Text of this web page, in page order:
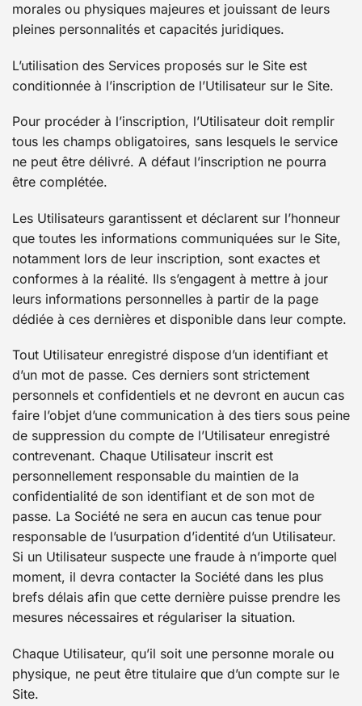
morales ou physiques majeures et jouissant de leurs
pleines personnalités et capacités juridiques.
L’utilisation des Services proposés sur le Site est
conditionnée à l’inscription de l’Utilisateur sur le Site.
Pour procéder à l’inscription, l’Utilisateur doit remplir
tous les champs obligatoires, sans lesquels le service
ne peut être délivré. A défaut l’inscription ne pourra
être complétée.
Les Utilisateurs garantissent et déclarent sur l’honneur
que toutes les informations communiquées sur le Site,
notamment lors de leur inscription, sont exactes et
conformes à la réalité. Ils s’engagent à mettre à jour
leurs informations personnelles à partir de la page
dédiée à ces dernières et disponible dans leur compte.
Tout Utilisateur enregistré dispose d’un identifiant et
d’un mot de passe. Ces derniers sont strictement
personnels et confidentiels et ne devront en aucun cas
faire l’objet d’une communication à des tiers sous peine
de suppression du compte de l’Utilisateur enregistré
contrevenant. Chaque Utilisateur inscrit est
personnellement responsable du maintien de la
confidentialité de son identifiant et de son mot de
passe. La Société ne sera en aucun cas tenue pour
responsable de l’usurpation d’identité d’un Utilisateur.
Si un Utilisateur suspecte une fraude à n’importe quel
moment, il devra contacter la Société dans les plus
brefs délais afin que cette dernière puisse prendre les
mesures nécessaires et régulariser la situation.
Chaque Utilisateur, qu’il soit une personne morale ou
physique, ne peut être titulaire que d’un compte sur le
Site.